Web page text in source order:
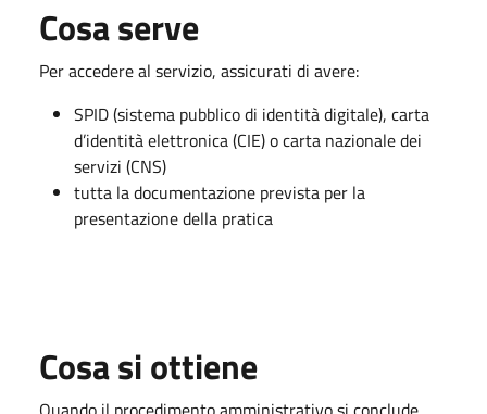
Cosa serve
Per accedere al servizio, assicurati di avere:
SPID (sistema pubblico di identità digitale), carta
d’identità elettronica (CIE) o carta nazionale dei
servizi (CNS)
tutta la documentazione prevista per la
presentazione della pratica
Cosa si ottiene